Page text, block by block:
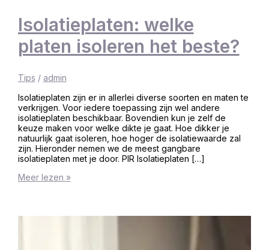
Isolatieplaten: welke
platen isoleren het beste?
Tips / admin
Isolatieplaten zijn er in allerlei diverse soorten en maten te
verkrijgen. Voor iedere toepassing zijn wel andere
isolatieplaten beschikbaar. Bovendien kun je zelf de
keuze maken voor welke dikte je gaat. Hoe dikker je
natuurlijk gaat isoleren, hoe hoger de isolatiewaarde zal
zijn. Hieronder nemen we de meest gangbare
isolatieplaten met je door. PIR Isolatieplaten […]
Meer lezen »